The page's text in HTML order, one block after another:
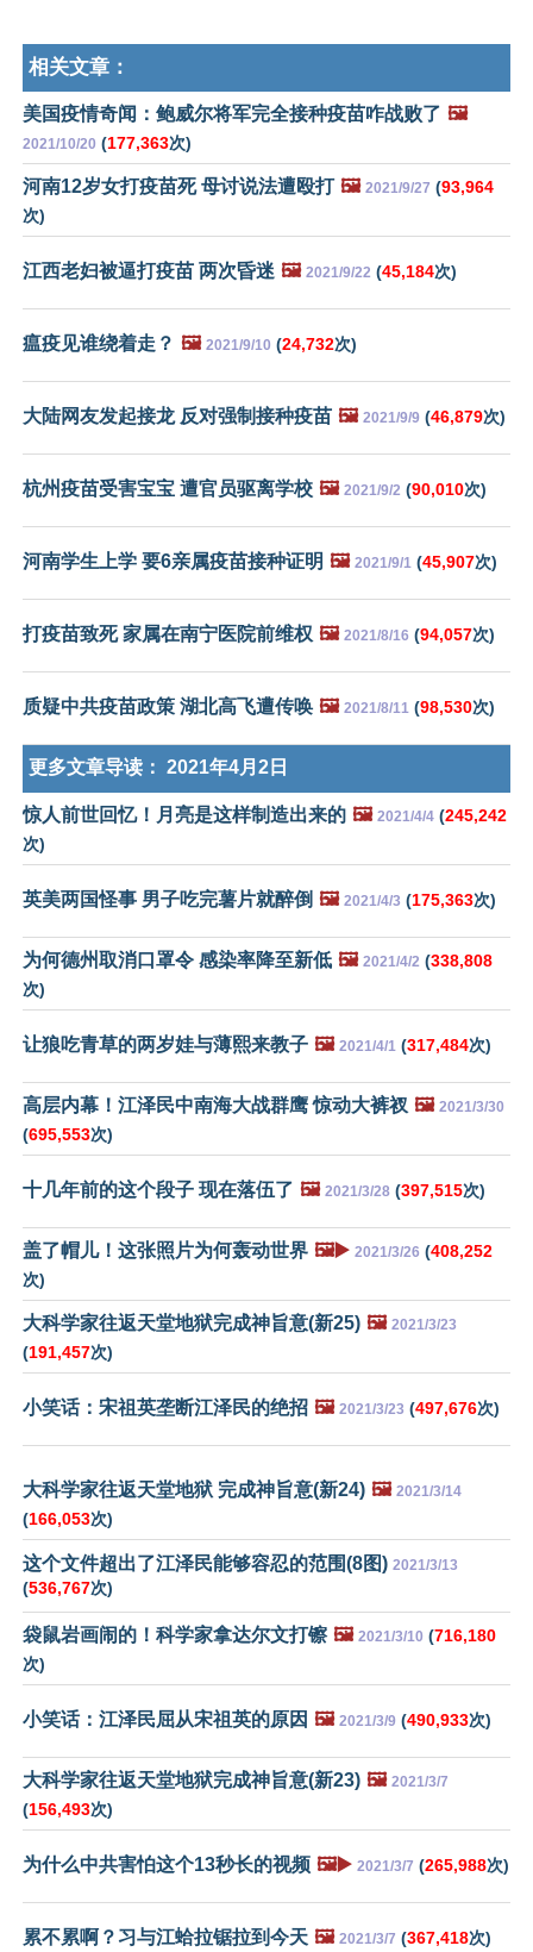
相关文章：
美国疫情奇闻：鲍威尔将军完全接种疫苗咋战败了 🖼️
2021/10/20 (177,363次)
河南12岁女打疫苗死 母讨说法遭殴打 🖼️ 2021/9/27 (93,964
次)
江西老妇被逼打疫苗 两次昏迷 🖼️ 2021/9/22 (45,184次)
瘟疫见谁绕着走？ 🖼️ 2021/9/10 (24,732次)
大陆网友发起接龙 反对强制接种疫苗 🖼️ 2021/9/9 (46,879次)
杭州疫苗受害宝宝 遭官员驱离学校 🖼️ 2021/9/2 (90,010次)
河南学生上学 要6亲属疫苗接种证明 🖼️ 2021/9/1 (45,907次)
打疫苗致死 家属在南宁医院前维权 🖼️ 2021/8/16 (94,057次)
质疑中共疫苗政策 湖北高飞遭传唤 🖼️ 2021/8/11 (98,530次)
更多文章导读： 2021年4月2日
惊人前世回忆！月亮是这样制造出来的 🖼️ 2021/4/4 (245,242
次)
英美两国怪事 男子吃完薯片就醉倒 🖼️ 2021/4/3 (175,363次)
为何德州取消口罩令 感染率降至新低 🖼️ 2021/4/2 (338,808
次)
让狼吃青草的两岁娃与薄熙来教子 🖼️ 2021/4/1 (317,484次)
高层内幕！江泽民中南海大战群鹰 惊动大裤衩 🖼️ 2021/3/30
(695,553次)
十几年前的这个段子 现在落伍了 🖼️ 2021/3/28 (397,515次)
盖了帽儿！这张照片为何轰动世界 🖼️▶️ 2021/3/26 (408,252
次)
大科学家往返天堂地狱完成神旨意(新25) 🖼️ 2021/3/23
(191,457次)
小笑话：宋祖英垄断江泽民的绝招 🖼️ 2021/3/23 (497,676次)
大科学家往返天堂地狱 完成神旨意(新24) 🖼️ 2021/3/14
(166,053次)
这个文件超出了江泽民能够容忍的范围(8图) 2021/3/13
(536,767次)
袋鼠岩画闹的！科学家拿达尔文打镲 🖼️ 2021/3/10 (716,180
次)
小笑话：江泽民屈从宋祖英的原因 🖼️ 2021/3/9 (490,933次)
大科学家往返天堂地狱完成神旨意(新23) 🖼️ 2021/3/7
(156,493次)
为什么中共害怕这个13秒长的视频 🖼️▶️ 2021/3/7 (265,988次)
累不累啊？习与江蛤拉锯拉到今天 🖼️ 2021/3/7 (367,418次)